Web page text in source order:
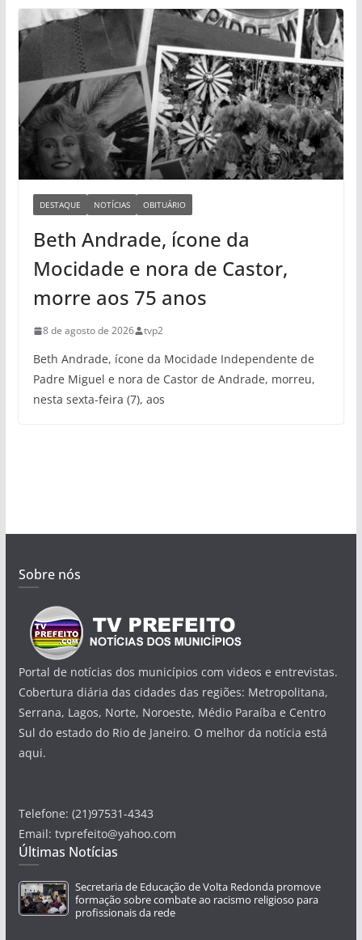
DESTAQUE NOTÍCIAS OBITUÁRIO
Beth Andrade, ícone da
Mocidade e nora de Castor,
morre aos 75 anos
8 de agosto de 2026 tvp2
Beth Andrade, ícone da Mocidade Independente de
Padre Miguel e nora de Castor de Andrade, morreu,
nesta sexta-feira (7), aos
Sobre nós
Portal de notícias dos municípios com videos e entrevistas.
Cobertura diária das cidades das regiões: Metropolitana,
Serrana, Lagos, Norte, Noroeste, Médio Paraíba e Centro
Sul do estado do Rio de Janeiro. O melhor da notícia está
aqui.
Telefone: (21)97531-4343
Email: tvprefeito@yahoo.com
Últimas Notícias
Secretaria de Educação de Volta Redonda promove
formação sobre combate ao racismo religioso para
profissionais da rede